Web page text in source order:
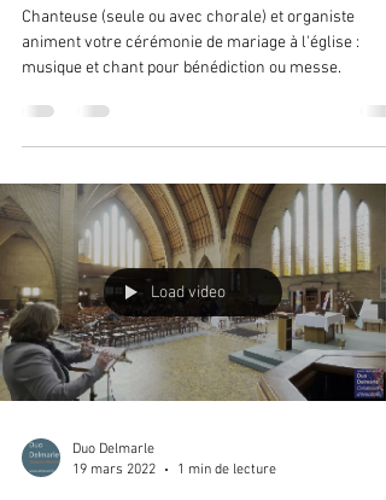
Chanteuse (seule ou avec chorale) et organiste
animent votre cérémonie de mariage à l'église :
musique et chant pour bénédiction ou messe.
Load video
Duo Delmarle
19 mars 2022
1 min de lecture